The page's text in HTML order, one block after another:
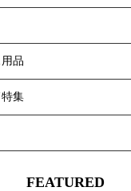
品
集
FEATURED